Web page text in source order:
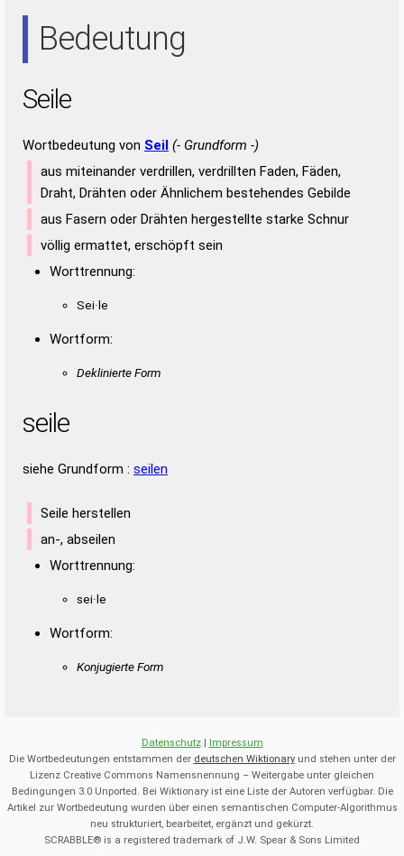
Bedeutung
Seile
Wortbedeutung von Seil (- Grundform -)
aus miteinander verdrillen, verdrillten Faden, Fäden,
Draht, Drähten oder Ähnlichem bestehendes Gebilde
aus Fasern oder Drähten hergestellte starke Schnur
völlig ermattet, erschöpft sein
Worttrennung:
Sei·le
Wortform:
Deklinierte Form
seile
siehe Grundform : seilen
Seile herstellen
an-, abseilen
Worttrennung:
sei·le
Wortform:
Konjugierte Form
Datenschutz| Impressum
Die Wortbedeutungen entstammen der deutschen Wiktionaryund stehen unter der
Lizenz Creative Commons Namensnennung – Weitergabe unter gleichen
Bedingungen 3.0 Unported. Bei Wiktionary ist eine Liste der Autoren verfügbar. Die
Artikel zur Wortbedeutung wurden über einen semantischen Computer-Algorithmus
neu strukturiert, bearbeitet, ergänzt und gekürzt.
SCRABBLE® is a registered trademark of J.W. Spear & Sons Limited